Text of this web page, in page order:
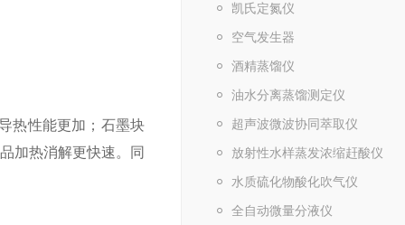
凯氏定氮仪
空气发生器
酒精蒸馏仪
油水分离蒸馏测定仪
超声波微波协同萃取仪
放射性水样蒸发浓缩赶酸仪
水质硫化物酸化吹气仪
全自动微量分液仪
热性能更加；石墨块
加热消解更快速。同